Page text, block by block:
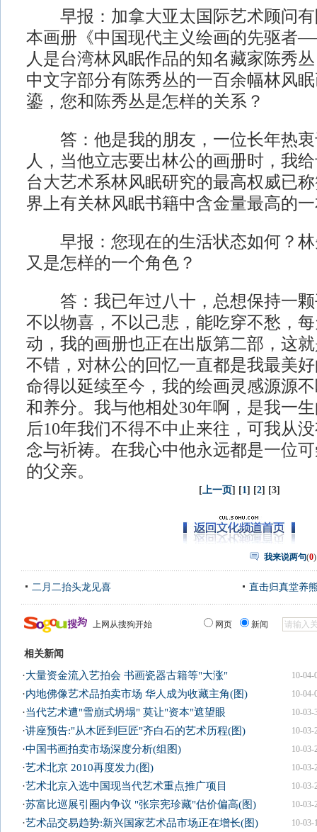
早报：加拿大亚太国际艺术顾问有
本画册《中国现代主义绘画的先驱者
人是台湾林风眠作品的知名藏家陈秀
中文字部分有陈秀丛的一百余幅林风
鎏，您和陈秀丛是怎样的关系？
答：他是我的朋友，一位长年热衷
人，当他立志要出林公的画册时，我
台大艺术系林风眠研究的最高权威已
界上有关林风眠书籍中含金量最高的
早报：您现在的生活状态如何？林
又是怎样的一个角色？
答：我已年过八十，总想保持一颗
不以物喜，不以己悲，能吃穿不愁，
动，我的画册也正在出版第二部，这
不错，对林公的回忆一直都是我最美
命得以延续至今，我的绘画灵感源源
和养分。我与他相处30年啊，是我一
后10年我们不得不中止来往，可我从
念与祈祷。在我心中他永远都是一位
的父亲。
[上一页] [1] [2] [3]
我来说两句(0)
二月二抬头龙见喜 直击归真堂养
上网从搜狗开始 网页 新闻
相关新闻
10-04-
·大量资金流入艺拍会 书画瓷器古籍等"大涨"
10-04-
·内地佛像艺术品拍卖市场 华人成为收藏主角(图)
10-03-
·当代艺术遭"雪崩式坍塌" 莫让"资本"遮望眼
10-03-
·讲座预告:"从木匠到巨匠"齐白石的艺术历程(图)
10-03-
·中国书画拍卖市场深度分析(组图)
10-03-
·艺术北京 2010再度发力(图)
10-03-
·艺术北京入选中国现当代艺术重点推广项目
10-03-
·苏富比巡展引圈内争议 "张宗宪珍藏"估价偏高(图)
10-03-
·艺术品交易趋势:新兴国家艺术品市场正在增长(图)